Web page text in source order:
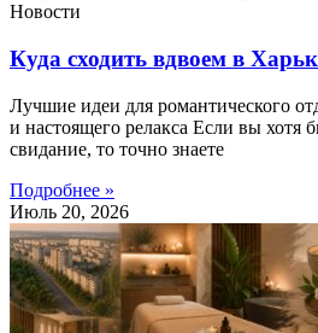
Новости
Куда сходить вдвоем в
Лучшие идеи для романтического
и настоящего релакса Если вы хотя
свидание, то точно знаете
Подробнее »
Июль 20, 2026